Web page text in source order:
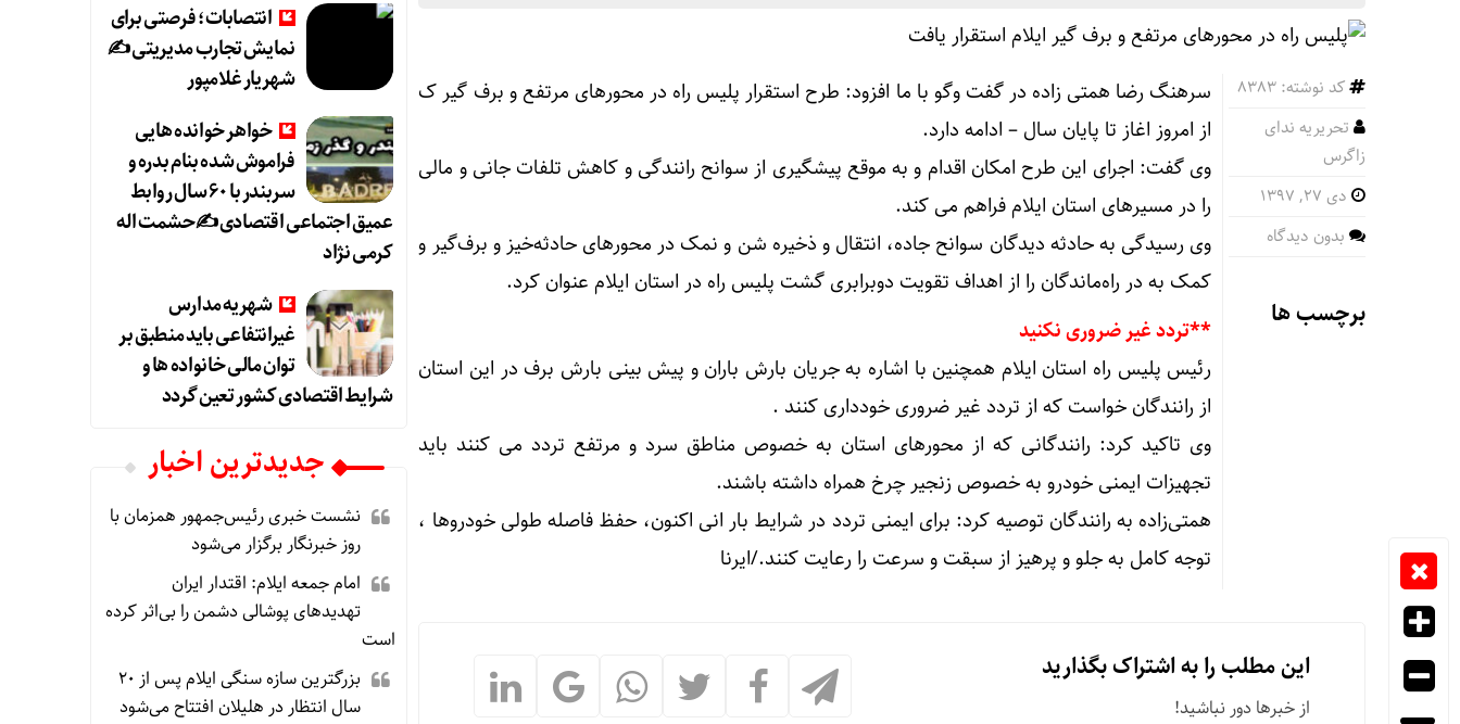
کد نوشته: 8383
تحریریه ندای
زاگرس
دی ۲۷, ۱۳۹۷
بدون دیدگاه
برچسب ها
سرهنگ رضا همتی زاده در گفت وگو با ما افزود: طرح استقرار پلیس راه در محورهای مرتفع و برف گیر ک
از امروز اغاز تا پایان سال – ادامه دارد.
وی گفت: اجرای این طرح امکان اقدام و به موقع پیشگیری از سوانح رانندگی و کاهش تلفات جانی و مالی
را در مسیرهای استان ایلام فراهم می کند.
وی رسیدگی به حادثه دیدگان سوانح جاده، انتقال و ذخیره شن و نمک در محورهای حادثه‌خیز و برف‌گیر و
کمک به در راه‌ماندگان را از اهداف تقویت دوبرابری گشت پلیس راه در استان ایلام عنوان کرد.
**تردد غیر ضروری نکنید
رئیس پلیس راه استان ایلام همچنین با اشاره به جریان بارش باران و پیش بینی بارش برف در این استان
از رانندگان خواست که از تردد غیر ضروری خودداری کنند .
وی تاکید کرد: رانندگانی که از محورهای استان به خصوص مناطق سرد و مرتفع تردد می کنند باید
تجهیزات ایمنی خودرو به خصوص زنجیر چرخ همراه داشته باشند.
همتی‌زاده به رانندگان توصیه کرد: برای ایمنی تردد در شرایط بار انی اکنون، حفظ فاصله طولی خودروها ،
توجه کامل به جلو و پرهیز از سبقت و سرعت را رعایت کنند./ایرنا
این مطلب را به اشتراک بگذارید
از خبرها دور نباشید!
انتصابات؛ فرصتی برای
نمایش تجارب مدیریتی ✍
شهریار غلامپور
خواهر خوانده هایی
فراموش شده بنام بدره و
سربندر با ۶۰ سال روابط
عمیق اجتماعی اقتصادی ✍حشمت اله
کرمی نژاد
شهریه مدارس
غیرانتفاعی باید منطبق بر
توان مالی خانواده ها و
شرایط اقتصادی کشور تعین گردد
جديدترين اخبار
نشست خبری رئیس‌جمهور همزمان با
روز خبرنگار برگزار می‌شود
امام جمعه ایلام: اقتدار ایران
تهدیدهای پوشالی دشمن را بی‌اثر کرده
است
بزرگترین سازه سنگی ایلام پس از ۲۰
سال انتظار در هلیلان افتتاح می‌شود